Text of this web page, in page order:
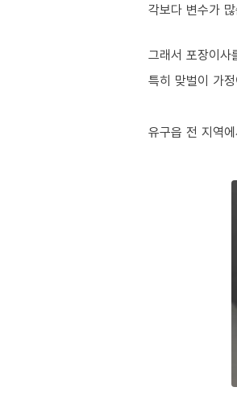
각보다 변수가
그래서 포장이사
특히 맞벌이 가
유구읍 전 지역